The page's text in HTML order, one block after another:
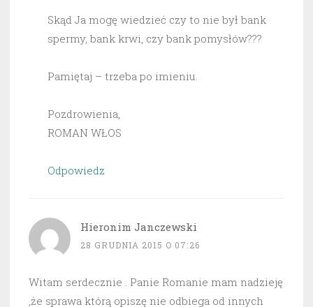
Skąd Ja mogę wiedzieć czy to nie był bank
spermy, bank krwi, czy bank pomysłów???
Pamiętaj – trzeba po imieniu.
Pozdrowienia,
ROMAN WŁOS
Odpowiedz
Hieronim Janczewski
28 GRUDNIA 2015 O 07:26
Witam serdecznie . Panie Romanie mam nadzieję
,że sprawa którą opiszę nie odbiega od innych